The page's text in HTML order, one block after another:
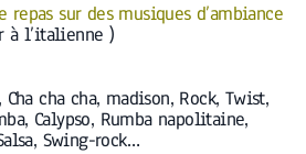
sur des musiques d’ambiance
à l’italienne )
cha cha, madison, Rock, Twist,
Calypso, Rumba napolitaine,
Swing-rock…